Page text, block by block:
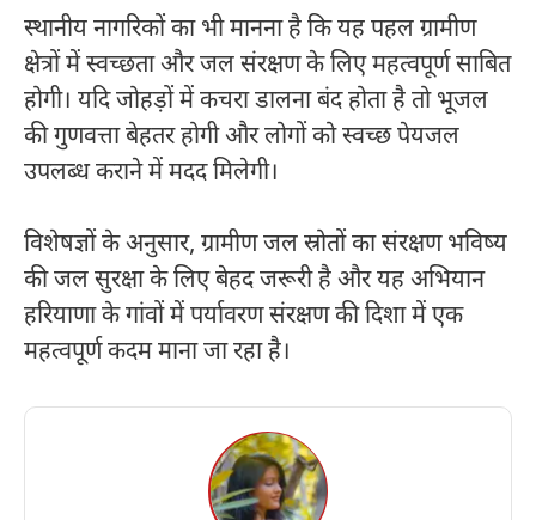
स्थानीय नागरिकों का भी मानना है कि यह पहल ग्रामीण
क्षेत्रों में स्वच्छता और जल संरक्षण के लिए महत्वपूर्ण साबित
होगी। यदि जोहड़ों में कचरा डालना बंद होता है तो भूजल
की गुणवत्ता बेहतर होगी और लोगों को स्वच्छ पेयजल
उपलब्ध कराने में मदद मिलेगी।
विशेषज्ञों के अनुसार, ग्रामीण जल स्रोतों का संरक्षण भविष्य
की जल सुरक्षा के लिए बेहद जरूरी है और यह अभियान
हरियाणा के गांवों में पर्यावरण संरक्षण की दिशा में एक
महत्वपूर्ण कदम माना जा रहा है।